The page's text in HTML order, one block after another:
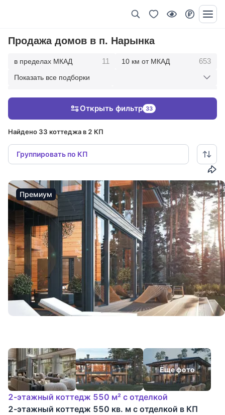
Продажа домов в п. Нарынка
в пределах МКАД 11 10 км от МКАД 653
Показать все подборки
Найдено 33 коттеджа в 2 КП
Группировать по КП
Открыть фильтр 33
Премиум
Еще фото
2-этажный коттедж 550 м² с отделкой
2-этажный коттедж 550 кв. м с отделкой в КП